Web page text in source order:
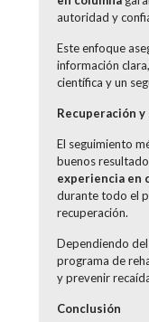
autoridad y
Este enfoque
información
científica y un
Recuperación
El seguimiento
buenos
experiencia en
durante todo el
recuperación.
Dependiendo
programa de
y prevenir
Conclusión